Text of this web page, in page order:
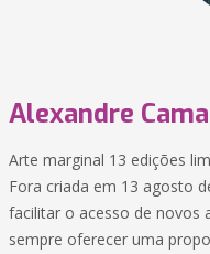
Alexandre
Arte marginal 13 edições
Fora criada em 13 agosto
facilitar o acesso de novos
sempre oferecer uma